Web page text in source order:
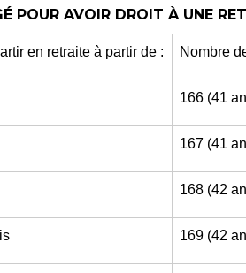
POUR AVOIR DROIT À UNE
en retraite à partir de : Nombre
166 (41
167 (41
168 (42
169 (42